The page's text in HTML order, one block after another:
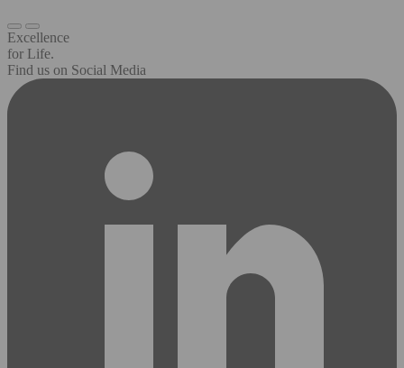
Excellence
for Life.
Find us on Social Media